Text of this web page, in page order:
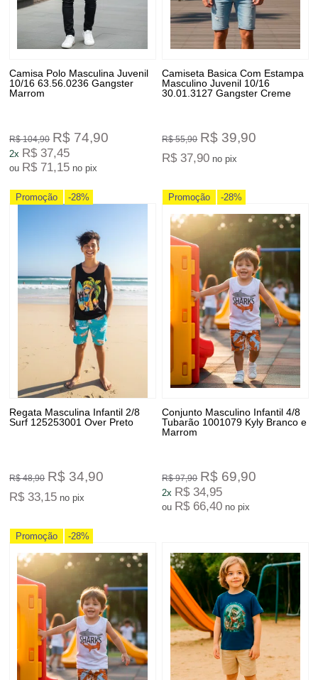
Camisa Polo Masculina Juvenil
10/16 63.56.0236 Gangster
Marrom
R$ 104,90 R$ 74,90
2x R$ 37,45
ou R$ 71,15 no pix
Camiseta Basica Com Estampa
Masculino Juvenil 10/16
30.01.3127 Gangster Creme
R$ 55,90 R$ 39,90
R$ 37,90 no pix
Promoção -28%
Regata Masculina Infantil 2/8
Surf 125253001 Over Preto
R$ 48,90 R$ 34,90
R$ 33,15 no pix
Promoção -28%
Conjunto Masculino Infantil 4/8
Tubarão 1001079 Kyly Branco e
Marrom
R$ 97,90 R$ 69,90
2x R$ 34,95
ou R$ 66,40 no pix
Promoção -28%